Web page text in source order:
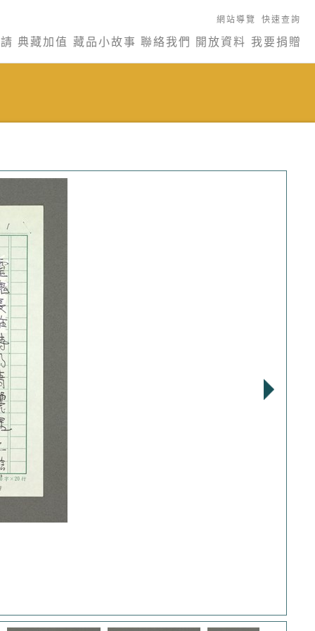
網站導覽 快速查詢
典藏加值 藏品小故事 聯絡我們 開放資料 我要捐贈